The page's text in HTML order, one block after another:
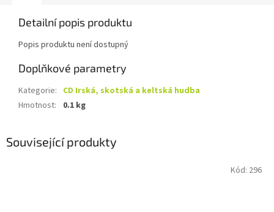
Detailní popis produktu
Popis produktu není dostupný
Doplňkové parametry
Kategorie: CD Irská, skotská a keltská hudba
Hmotnost: 0.1 kg
Související produkty
Kód: 296